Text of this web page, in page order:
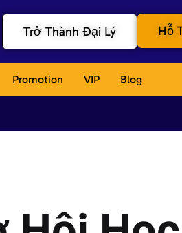
Trở Thành Đại Lý Hỗ
Promotion VIP Blog